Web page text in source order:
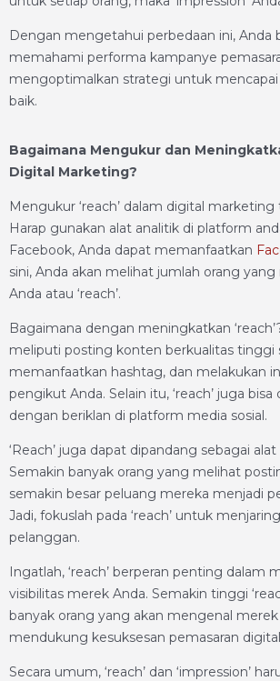
Dengan mengetahui perbedaan ini, Anda
memahami performa kampanye
mengoptimalkan strategi untuk mencapai
baik.
Bagaimana Mengukur dan
Digital Marketing?
Mengukur ‘reach’ dalam digital marketing
Harap gunakan alat analitik di platform
Facebook, Anda dapat memanfaatkan
sini, Anda akan melihat jumlah orang
Anda atau ‘reach’.
Bagaimana dengan meningkatkan
meliputi posting konten berkualitas tinggi
memanfaatkan hashtag, dan melakukan
pengikut Anda. Selain itu, ‘reach’ juga
dengan beriklan di platform media sosial.
‘Reach’ juga dapat dipandang sebagai
Semakin banyak orang yang melihat
semakin besar peluang mereka menjadi
Jadi, fokuslah pada ‘reach’ untuk
pelanggan.
Ingatlah, ‘reach’ berperan penting dalam
visibilitas merek Anda. Semakin tinggi
banyak orang yang akan mengenal merek
mendukung kesuksesan pemasaran
Secara umum, ‘reach’ dan ‘impression’